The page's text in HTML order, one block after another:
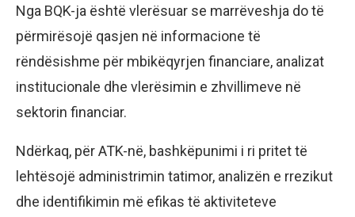
Nga BQK-ja është vlerësuar se marrëveshja do të
përmirësojë qasjen në informacione të
rëndësishme për mbikëqyrjen financiare, analizat
institucionale dhe vlerësimin e zhvillimeve në
sektorin financiar.
Ndërkaq, për ATK-në, bashkëpunimi i ri pritet të
lehtësojë administrimin tatimor, analizën e rrezikut
dhe identifikimin më efikas të aktiviteteve